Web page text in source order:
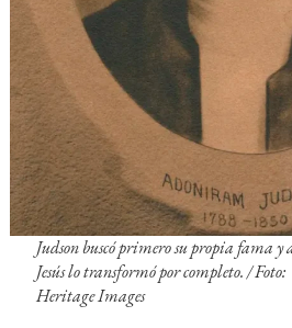
Judson buscó primero su propia fama
Jesús lo transformó por completo. /
Heritage Images